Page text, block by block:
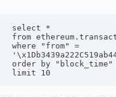
select *
from
where "from" =
order by "block_time"
limit 10